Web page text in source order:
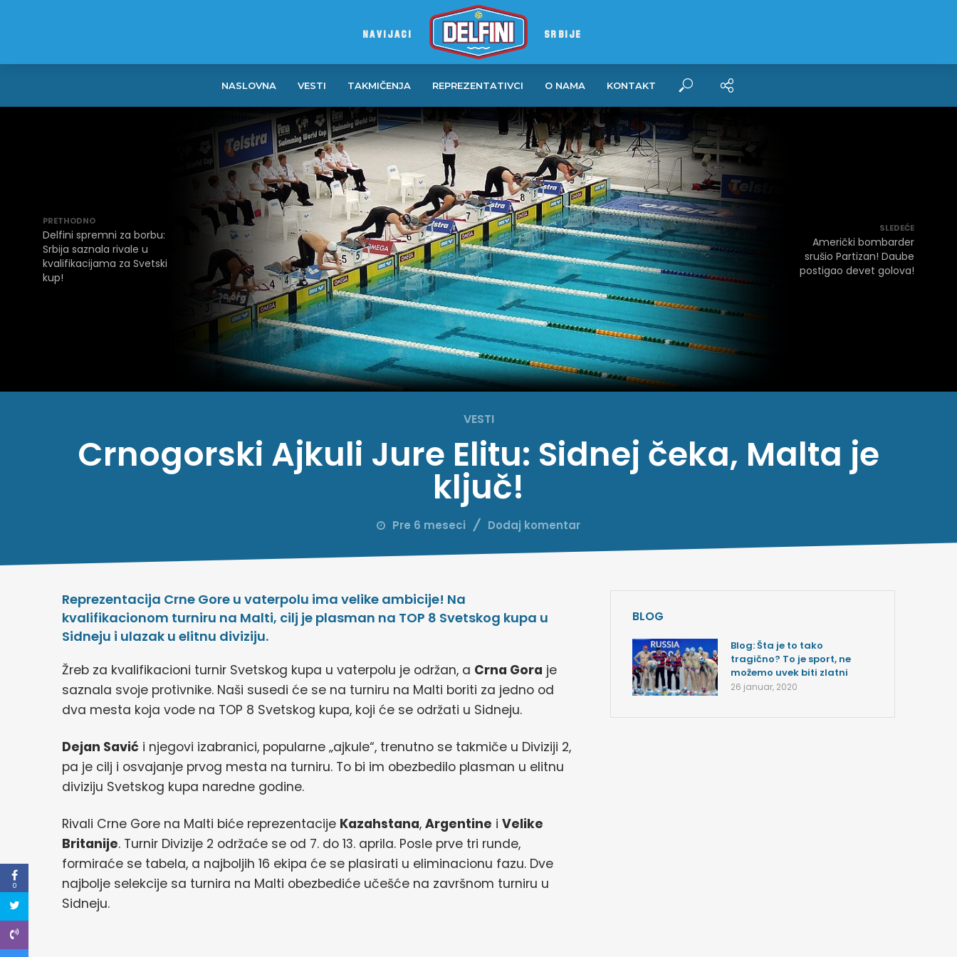
NAVIJACI SRBIJE
NASLOVNA VESTI TAKMIČENJA REPREZENTATIVCI O NAMA KONTAKT
PRETHODNO
Delfini spremni za borbu:
Srbija saznala rivale u
kvalifikacijama za Svetski
kup!
SLEDEĆE
Američki bombarder
srušio Partizan! Daube
postigao devet golova!
VESTI
Crnogorski Ajkuli Jure Elitu: Sidnej čeka, Malta je
ključ!
Pre 6 meseci Dodaj komentar
Reprezentacija Crne Gore u vaterpolu ima velike ambicije! Na
kvalifikacionom turniru na Malti, cilj je plasman na TOP 8 Svetskog kupa u
Sidneju i ulazak u elitnu diviziju.
Žreb za kvalifikacioni turnir Svetskog kupa u vaterpolu je održan, a Crna Gora je
saznala svoje protivnike. Naši susedi će se na turniru na Malti boriti za jedno od
dva mesta koja vode na TOP 8 Svetskog kupa, koji će se održati u Sidneju.
Dejan Savić i njegovi izabranici, popularne „ajkule“, trenutno se takmiče u Diviziji 2,
pa je cilj i osvajanje prvog mesta na turniru. To bi im obezbedilo plasman u elitnu
diviziju Svetskog kupa naredne godine.
Rivali Crne Gore na Malti biće reprezentacije Kazahstana, Argentine i Velike
Britanije. Turnir Divizije 2 održaće se od 7. do 13. aprila. Posle prve tri runde,
formiraće se tabela, a najboljih 16 ekipa će se plasirati u eliminacionu fazu. Dve
najbolje selekcije sa turnira na Malti obezbediće učešće na završnom turniru u
Sidneju.
BLOG
Blog: Šta je to tako
tragično? To je sport, ne
možemo uvek biti zlatni
26 januar, 2020
0